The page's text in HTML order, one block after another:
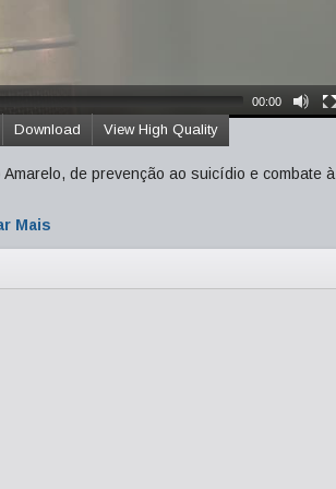
00:00
View High Quality
Download
de prevenção ao suicídio e combate à
Mais